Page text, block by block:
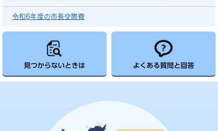
令和6年度の市長交際費
見つからないときは よくある質問と回答